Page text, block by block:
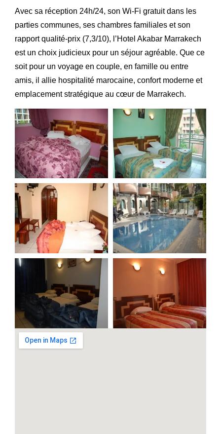
Avec sa réception 24h/24, son Wi-Fi gratuit dans les
parties communes, ses chambres familiales et son
rapport qualité-prix (7,3/10), l’Hotel Akabar Marrakech
est un choix judicieux pour un séjour agréable. Que ce
soit pour un voyage en couple, en famille ou entre
amis, il allie hospitalité marocaine, confort moderne et
emplacement stratégique au cœur de Marrakech.